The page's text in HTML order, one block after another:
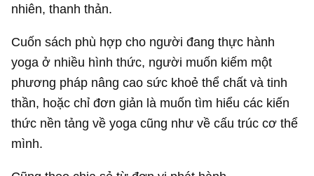
nhiên, thanh thản.
Cuốn sách phù hợp cho người đang thực hành
yoga ở nhiều hình thức, người muốn kiếm một
phương pháp nâng cao sức khoẻ thể chất và tinh
thần, hoặc chỉ đơn giản là muốn tìm hiểu các kiến
thức nền tảng về yoga cũng như về cấu trúc cơ thể
mình.